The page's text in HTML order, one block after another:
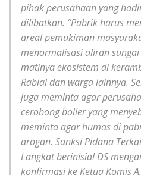
pihak perusahaan yang
dilibatkan. “Pabrik harus
areal pemukiman
menormalisasi aliran
matinya ekosistem di
Rabial dan warga lainnya.
juga meminta agar
cerobong boiler yang
meminta agar humas di
arogan. Sanksi Pidana
Langkat berinisial DS
konfirmasi ke Ketua Komis